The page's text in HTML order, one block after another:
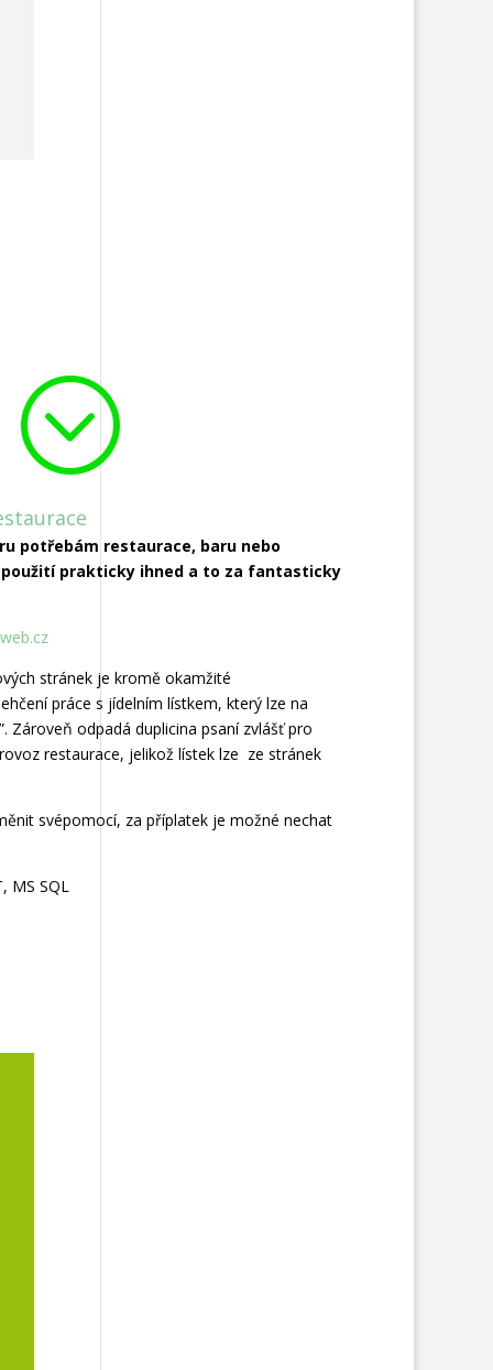
;
potřebám restaurace, baru nebo
prakticky ihned a to za fantasticky
stránek je kromě okamžité
práce s jídelním lístkem, který lze na
Zároveň odpadá duplicina psaní zvlášť pro
restaurace, jelikož lístek lze ze stránek
svépomocí, za příplatek je možné nechat
MS SQL